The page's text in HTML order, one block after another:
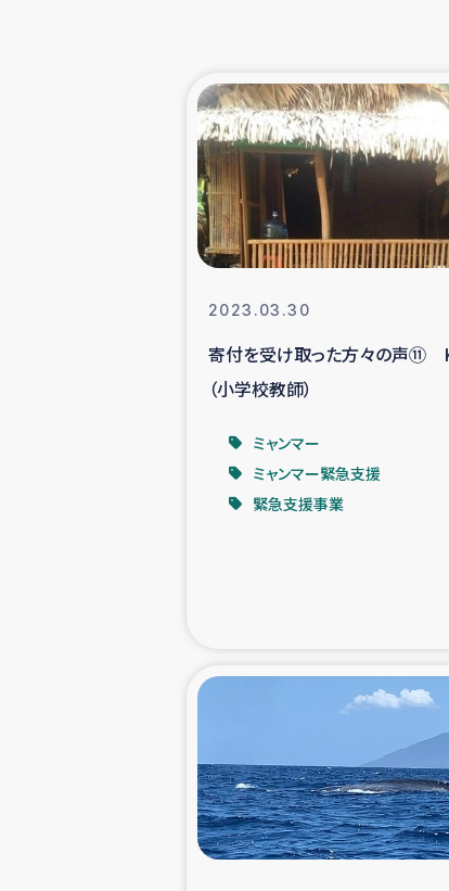
スリ
スリランカの南北女
国内避難民
タイ国境
海外ル
石巻
仮設住宅
インタ
2023.03.30
寄付を受け取った方々の声⑪
（小学校教師）
ミャンマー
ミャンマー緊急支援
緊急支援事業